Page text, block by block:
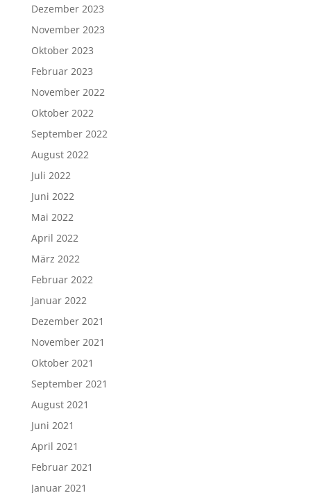
Dezember 2023
November 2023
Oktober 2023
Februar 2023
November 2022
Oktober 2022
September 2022
August 2022
Juli 2022
Juni 2022
Mai 2022
April 2022
März 2022
Februar 2022
Januar 2022
Dezember 2021
November 2021
Oktober 2021
September 2021
August 2021
Juni 2021
April 2021
Februar 2021
Januar 2021